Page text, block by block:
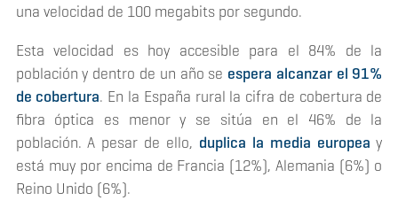
una velocidad de 100 megabits por segundo.
Esta velocidad es hoy accesible para el 84% de la
población y dentro de un año se espera alcanzar el 91%
de cobertura. En la España rural la cifra de cobertura de
fibra óptica es menor y se sitúa en el 46% de la
población. A pesar de ello, duplica la media europea y
está muy por encima de Francia (12%), Alemania (6%) o
Reino Unido (6%).